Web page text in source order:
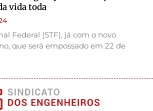
vida toda
Federal (STF), já com o novo
que será empossado em 22 de